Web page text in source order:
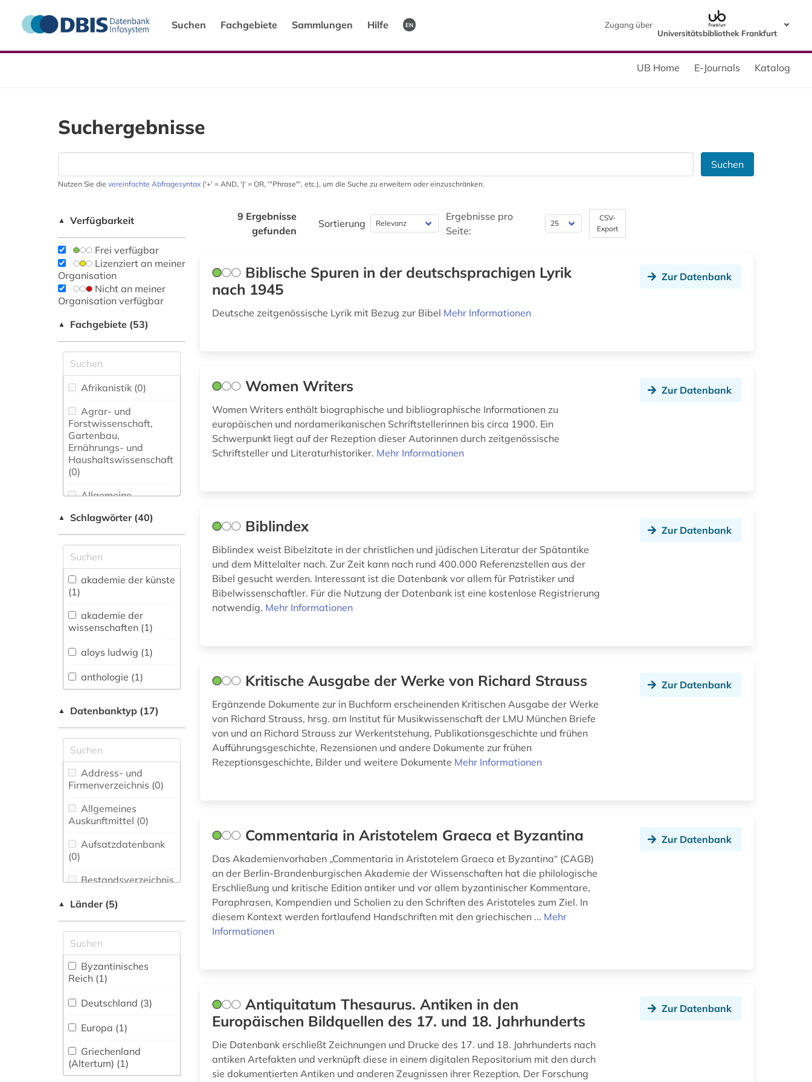
Suchen Fachgebiete Sammlungen Hilfe EN
Zugang über
Universitätsbibliothek Frankfurt
UB Home E-Journals Katalog
Suchergebnisse
Suchen
Nutzen Sie die vereinfachte Abfragesyntax ('+' = AND, '|' = OR, '"Phrase"', etc.), um die Suche zu erweitern oder einzuschränken.
▲ Verfügbarkeit
Frei verfügbar
Lizenziert an meiner
Organisation
Nicht an meiner
Organisation verfügbar
▲ Fachgebiete (53)
Afrikanistik (0)
Agrar- und
Forstwissenschaft,
Gartenbau,
Ernährungs- und
Haushaltswissenschaft
(0)
Allgemeine
fachübergreifende
Datenbanken (0)
Allgemeine und
vergleichende Sprach-
Literaturwissenschaft.
Indogermanistik.
Sprachen und
Anglistik.
Architektur,
Bauingenieur- und
Vermessungswesen (1)
Biotechnologie (0)
Bibliothekswesen,
Informationswissenschaft
Pharmazie (0)
(0)
Elektrotechnik,
Elektronik,
Nachrichtentechnik (0)
Energietechnik (0)
Ethnologie (0)
Film und Medien (0)
▲ Schlagwörter (40)
akademie der künste
(1)
akademie der
wissenschaften (1)
aloys ludwig (1)
anthologie (1)
architektur (1)
archäologie (1)
aristoteles (1)
(1)
berlin (1)
bibel (3)
brief (1)
christliche literatur
(1)
deutsch (1)
frühchristentum (1)
funde (1)
▲ Datenbanktyp (17)
Address- und
Firmenverzeichnis (0)
Allgemeines
Auskunftmittel (0)
Aufsatzdatenbank
(0)
Bestandsverzeichnis
Buchhandelsverzeichnis
(0)
Disziplinäre
Forschungsdatenrepositorien
(0
Disziplinäre
Repositorien (0)
▲ Länder (5)
Byzantinisches
Reich (1)
Deutschland (3)
Europa (1)
Griechenland
(Altertum) (1)
9 Ergebnisse
gefunden
Sortierung
Ergebnisse pro
Seite:
CSV-
Export
Biblische Spuren in der deutschsprachigen Lyrik
nach 1945
Deutsche zeitgenössische Lyrik mit Bezug zur Bibel Mehr Informationen
Zur Datenbank
Women Writers
Women Writers enthält biographische und bibliographische Informationen zu
europäischen und nordamerikanischen Schriftstellerinnen bis circa 1900. Ein
Schwerpunkt liegt auf der Rezeption dieser Autorinnen durch zeitgenössische
Schriftsteller und Literaturhistoriker. Mehr Informationen
Zur Datenbank
Biblindex
Biblindex weist Bibelzitate in der christlichen und jüdischen Literatur der Spätantike
und dem Mittelalter nach. Zur Zeit kann nach rund 400.000 Referenzstellen aus der
Bibel gesucht werden. Interessant ist die Datenbank vor allem für Patristiker und
Bibelwissenschaftler. Für die Nutzung der Datenbank ist eine kostenlose Registrierung
notwendig. Mehr Informationen
Zur Datenbank
Kritische Ausgabe der Werke von Richard Strauss
Ergänzende Dokumente zur in Buchform erscheinenden Kritischen Ausgabe der Werke
von Richard Strauss, hrsg. am Institut für Musikwissenschaft der LMU München Briefe
von und an Richard Strauss zur Werkentstehung, Publikationsgeschichte und frühen
Aufführungsgeschichte, Rezensionen und andere Dokumente zur frühen
Rezeptionsgeschichte, Bilder und weitere Dokumente Mehr Informationen
Zur Datenbank
Commentaria in Aristotelem Graeca et Byzantina
Das Akademienvorhaben „Commentaria in Aristotelem Graeca et Byzantina“ (CAGB)
an der Berlin-Brandenburgischen Akademie der Wissenschaften hat die philologische
Erschließung und kritische Edition antiker und vor allem byzantinischer Kommentare,
Paraphrasen, Kompendien und Scholien zu den Schriften des Aristoteles zum Ziel. In
diesem Kontext werden fortlaufend Handschriften mit den griechischen ... Mehr
Informationen
Zur Datenbank
Antiquitatum Thesaurus. Antiken in den
Europäischen Bildquellen des 17. und 18. Jahrhunderts
Die Datenbank erschließt Zeichnungen und Drucke des 17. und 18. Jahrhunderts nach
antiken Artefakten und verknüpft diese in einem digitalen Repositorium mit den durch
sie dokumentierten Antiken und anderen Zeugnissen ihrer Rezeption. Der Forschung
Zur Datenbank